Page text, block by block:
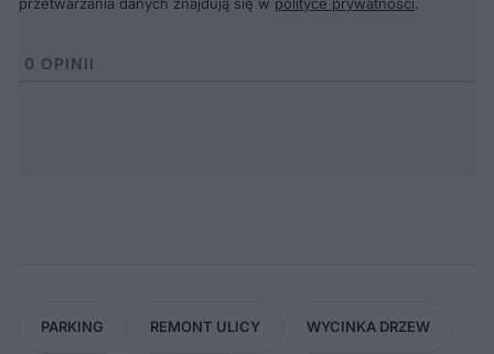
0 OPINII
PARKING REMONT ULICY WYCINKA DRZEW